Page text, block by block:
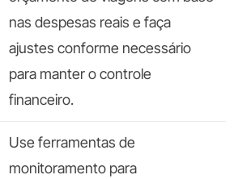
nas despesas reais e faça
ajustes conforme necessário
para manter o controle
financeiro.
Use ferramentas de
monitoramento para